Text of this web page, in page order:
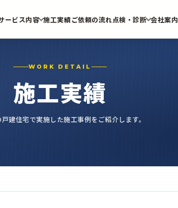
ービス内容 施工実績ご依頼の流れ点検・診断 会社案内
WORK DETAIL
施工実績
建住宅で実施した施工事例をご紹介します。